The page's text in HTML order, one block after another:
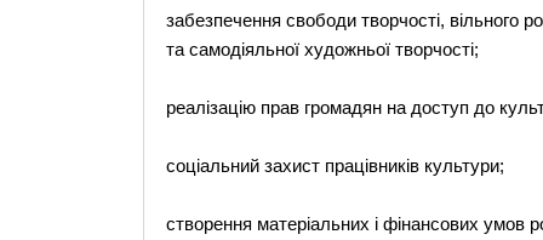
забезпечення свободи творчості, вільного
та самодіяльної художньої творчості;
реалізацію прав громадян на доступ до
соціальний захист працівників культури;
створення матеріальних і фінансових умов